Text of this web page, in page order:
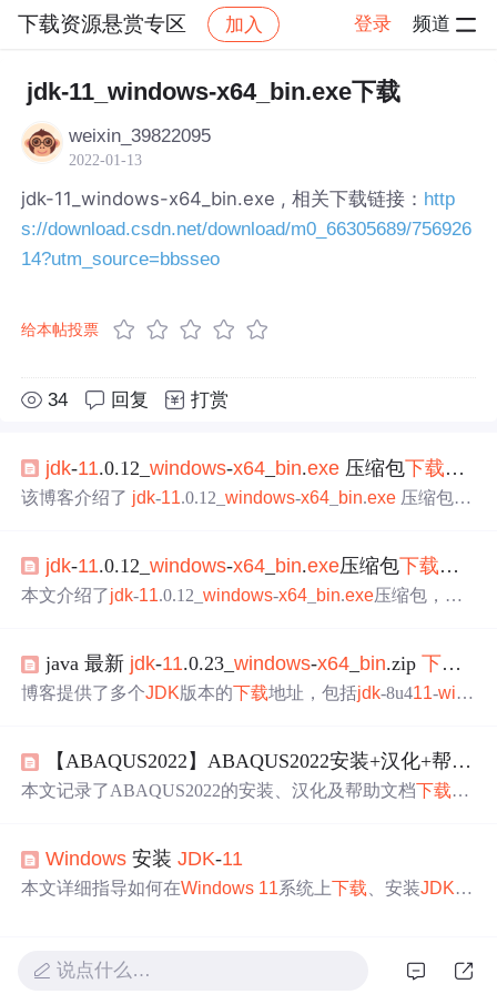
下载资源悬赏专区 加入 登录 频道
社区 下载资源悬赏专区 帖子详情
jdk-11_windows-x64_bin.exe下载
weixin_39822095
2022-01-13
jdk-11_windows-x64_bin.exe , 相关下载链接： http
s://download.csdn.net/download/m0_66305689/756926
14?utm_source=bbsseo
给本帖投票
34 回复 打赏
jdk-11.0.12_windows-x64 bin.exe 压缩包下载说明
该博客介绍了 jdk-11.0.12_windows-x64 bin.exe 压缩包，
程序，安装后建议重启以配置环境变量，还给出了下载 项
目地址。
jdk-11.0.12_windows-x64 bin.exe压缩包下载说明
本文介绍了jdk-11.0.12_windows-x64 bin.exe压缩包，它
可用于企业级、移动、Web应用开发及大数据处理，具有
兼容性强、性能卓越等特点。
java 最新 jdk-11.0.23_windows-x64 bin.zip下载
博客提供了多个JDK版本的下载地址，包括jdk-8u411-win
，同时给出官网注册下载途径及参考的开源仓库下载地
址。
【ABAQUS2022】ABAQUS2022安装+汉化+帮助文档
本文记录了ABAQUS2022的安装、汉化及帮助文档下载过
插件jdk-11.0.16.1_ windows-
接。
Windows 安装JDK-11
本文详细指导如何在Windows 11系统上 下载、安装JDK-1
说点什么…